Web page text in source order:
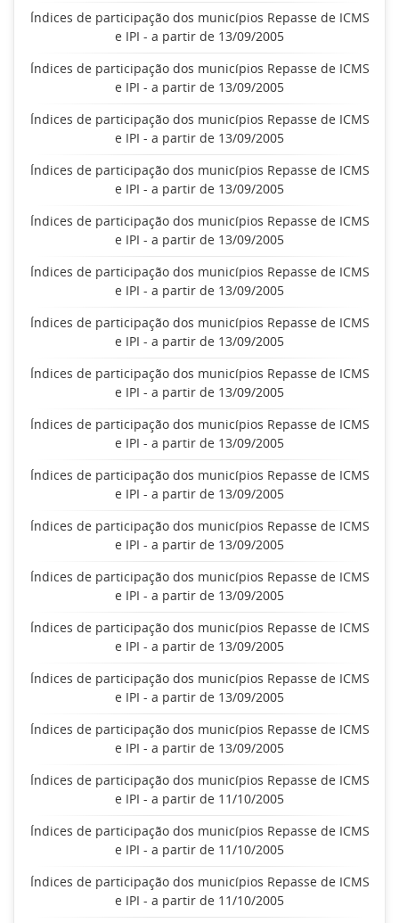
Índices de participação dos municípios Repasse de ICMS
e IPI - a partir de 13/09/2005
Índices de participação dos municípios Repasse de ICMS
e IPI - a partir de 13/09/2005
Índices de participação dos municípios Repasse de ICMS
e IPI - a partir de 13/09/2005
Índices de participação dos municípios Repasse de ICMS
e IPI - a partir de 13/09/2005
Índices de participação dos municípios Repasse de ICMS
e IPI - a partir de 13/09/2005
Índices de participação dos municípios Repasse de ICMS
e IPI - a partir de 13/09/2005
Índices de participação dos municípios Repasse de ICMS
e IPI - a partir de 13/09/2005
Índices de participação dos municípios Repasse de ICMS
e IPI - a partir de 13/09/2005
Índices de participação dos municípios Repasse de ICMS
e IPI - a partir de 13/09/2005
Índices de participação dos municípios Repasse de ICMS
e IPI - a partir de 13/09/2005
Índices de participação dos municípios Repasse de ICMS
e IPI - a partir de 13/09/2005
Índices de participação dos municípios Repasse de ICMS
e IPI - a partir de 13/09/2005
Índices de participação dos municípios Repasse de ICMS
e IPI - a partir de 13/09/2005
Índices de participação dos municípios Repasse de ICMS
e IPI - a partir de 13/09/2005
Índices de participação dos municípios Repasse de ICMS
e IPI - a partir de 13/09/2005
Índices de participação dos municípios Repasse de ICMS
e IPI - a partir de 11/10/2005
Índices de participação dos municípios Repasse de ICMS
e IPI - a partir de 11/10/2005
Índices de participação dos municípios Repasse de ICMS
e IPI - a partir de 11/10/2005